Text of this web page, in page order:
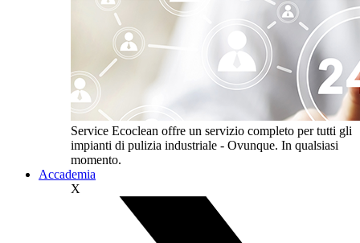
Service Ecoclean offre un servizio completo per tutti gli
impianti di pulizia industriale - Ovunque. In qualsiasi
momento.
Accademia
X